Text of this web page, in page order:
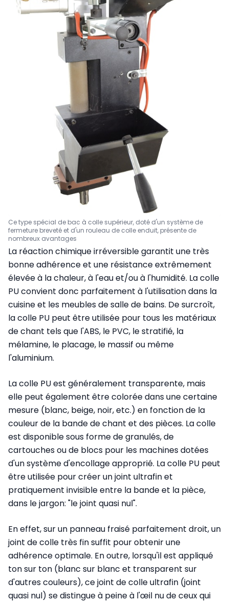
Ce type spécial de bac à colle supérieur, doté d'un système de
fermeture breveté et d'un rouleau de colle enduit, présente de
nombreux avantages
La réaction chimique irréversible garantit une très
bonne adhérence et une résistance extrêmement
élevée à la chaleur, à l'eau et/ou à l'humidité. La colle
PU convient donc parfaitement à l'utilisation dans la
cuisine et les meubles de salle de bains. De surcroît,
la colle PU peut être utilisée pour tous les matériaux
de chant tels que l'ABS, le PVC, le stratifié, la
mélamine, le placage, le massif ou même
l'aluminium.
La colle PU est généralement transparente, mais
elle peut également être colorée dans une certaine
mesure (blanc, beige, noir, etc.) en fonction de la
couleur de la bande de chant et des pièces. La colle
est disponible sous forme de granulés, de
cartouches ou de blocs pour les machines dotées
d'un système d'encollage approprié. La colle PU peut
être utilisée pour créer un joint ultrafin et
pratiquement invisible entre la bande et la pièce,
dans le jargon: "le joint quasi nul".
En effet, sur un panneau fraisé parfaitement droit, un
joint de colle très fin suffit pour obtenir une
adhérence optimale. En outre, lorsqu'il est appliqué
ton sur ton (blanc sur blanc et transparent sur
d'autres couleurs), ce joint de colle ultrafin (joint
quasi nul) se distingue à peine à l'œil nu de ceux qui